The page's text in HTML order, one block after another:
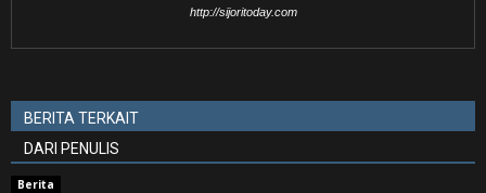
http://sijoritoday.com
BERITA TERKAIT
DARI PENULIS
Berita